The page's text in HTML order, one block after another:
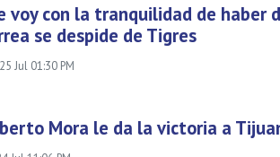
voy con la tranquilidad de haber
se despide de Tigres
Jul 01:30 PM
Mora le da la victoria a